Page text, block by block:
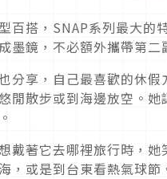
百搭，SNAP系列最大的
墨鏡，不必額外攜帶第
分享，自己最喜歡的休
閒散步或到海邊放空。
戴著它去哪裡旅行時，
，或是到台東看熱氣球節